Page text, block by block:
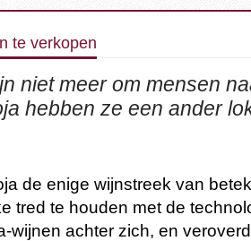
te verkopen
niet meer om mensen
hebben ze een ander
de enige wijnstreek van
tred te houden met de
wijnen achter zich, en